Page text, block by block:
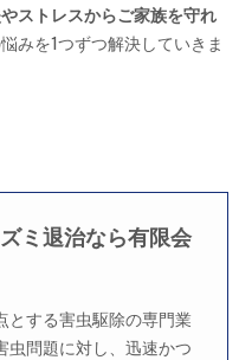
ストレスからご家族を守れ
みを1つずつ解決していきま
ミ退治なら有限会
とする害虫駆除の専門業
虫問題に対し、迅速かつ